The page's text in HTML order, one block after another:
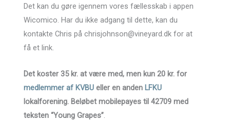
Det kan du gøre igennem vores fællesskab i appen
Wicomico. Har du ikke adgang til dette, kan du
kontakte Chris på chrisjohnson@vineyard.dk for at
få et link.
Det koster 35 kr. at være med, men kun 20 kr. for
medlemmer af KVBU eller en anden LFKU
lokalforening. Beløbet mobilepayes til 42709 med
teksten “Young Grapes”.